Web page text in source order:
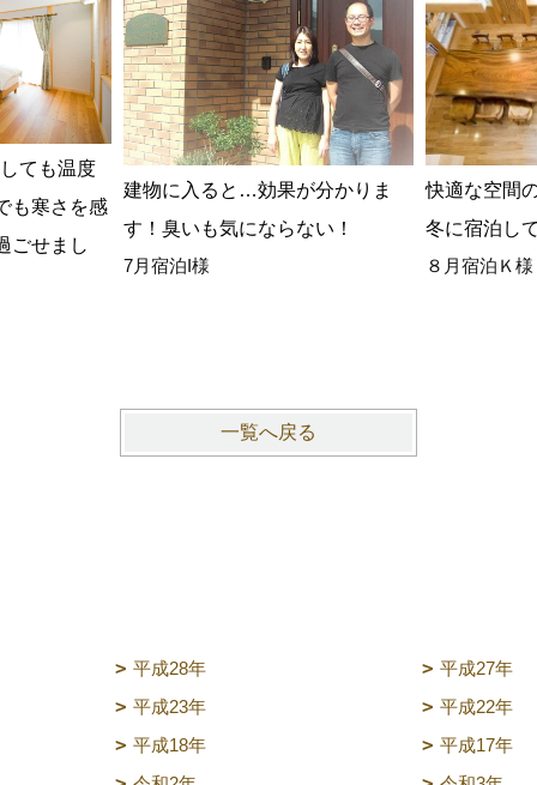
ても温度
も寒さを感
ごせまし
建物に入ると…効果が分かりま
す！臭いも気にならない！
7月宿泊I様
快適な空間
冬に宿泊し
８月宿泊Ｋ様
一覧へ戻る
平成28年
平成27年
平成23年
平成22年
平成18年
平成17年